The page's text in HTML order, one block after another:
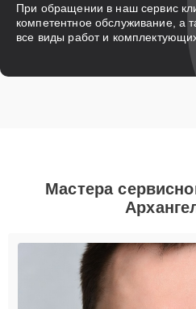
При обращении в наш сервис
компетентное обслуживание, а
все виды работ и
Мастера